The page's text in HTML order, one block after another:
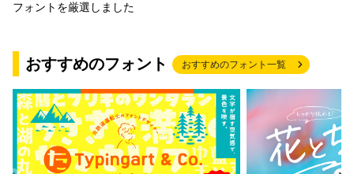
フォントを厳選しました
おすすめのフォント おすすめのフォント一覧